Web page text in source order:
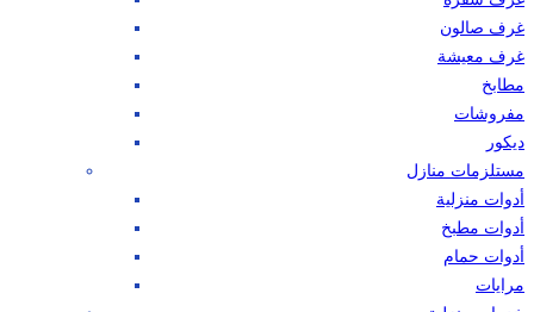
غرف صالون
غرف معيشة
مطابخ
مفروشات
ديكور
مستلزمات منازل
أدوات منزلية
أدوات مطبخ
أدوات حمام
مرايات